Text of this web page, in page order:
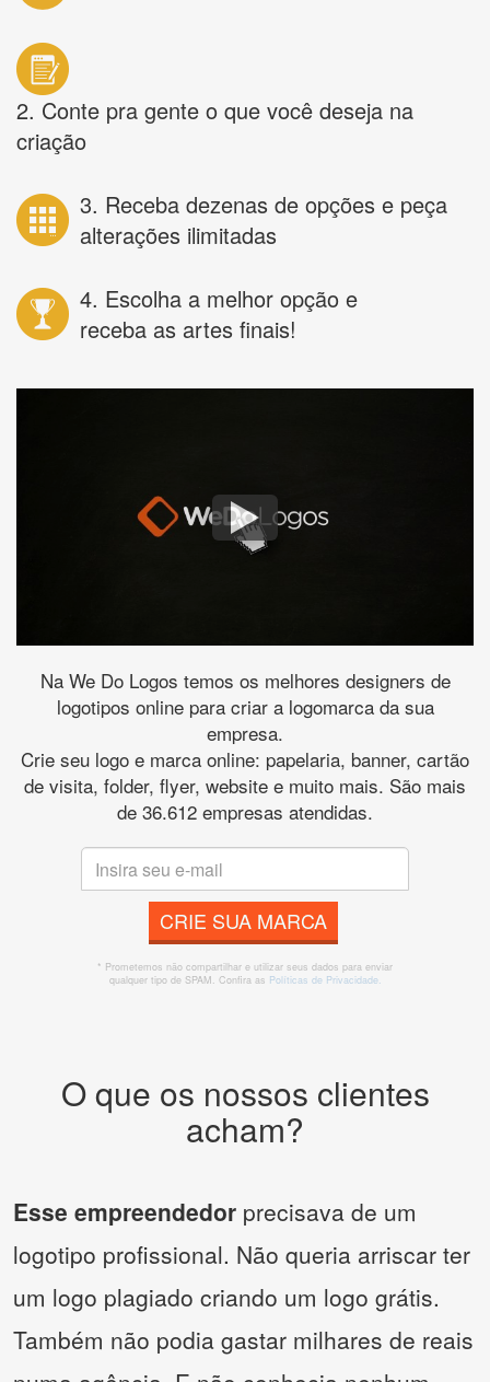
2. Conte pra gente o que você deseja na
criação
3. Receba dezenas de opções e peça
alterações ilimitadas
4. Escolha a melhor opção e
receba as artes finais!
Na We Do Logos temos os melhores designers de
logotipos online para criar a logomarca da sua
empresa.
Crie seu logo e marca online: papelaria, banner, cartão
de visita, folder, flyer, website e muito mais. São mais
de 36.612 empresas atendidas.
CRIE SUA MARCA
* Prometemos não compartilhar e utilizar seus dados para enviar
qualquer tipo de SPAM. Confira as Políticas de Privacidade.
O que os nossos clientes
acham?
Esse empreendedor precisava de um
logotipo profissional. Não queria arriscar ter
um logo plagiado criando um logo grátis.
Também não podia gastar milhares de reais